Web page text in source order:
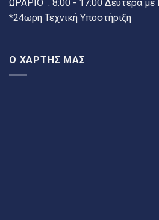
ΩΡΑΡΙΟ : 8:00 - 17:00 Δευτέρα με
*24ωρη Τεχνική Υποστήριξη
Ο ΧΑΡΤΗΣ ΜΑΣ